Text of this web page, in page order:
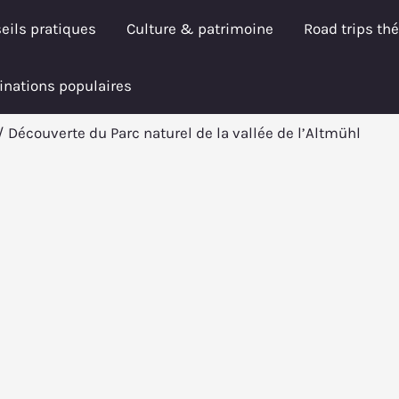
pratiques Culture & patrimoine Road trips
populaires
Découverte du Parc naturel de la vallée de l’Altmühl